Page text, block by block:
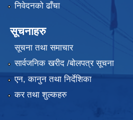
निवेदनको ढाँचा
सूचनाहरु
सूचना तथा समाचार
सार्वजनिक खरीद /बोलपत्र सूचना
एन, कानुन तथा निर्देशिका
कर तथा शुल्कहरु